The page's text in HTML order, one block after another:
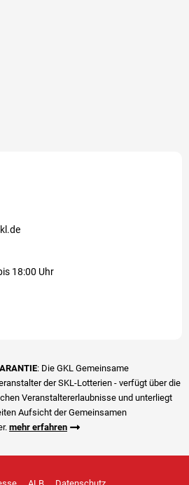
18:00 Uhr
: Die GKL Gemeinsame
der SKL-Lotterien - verfügt über die
Veranstalter­erlaubnisse und unterliegt
Aufsicht der Gemeinsamen
mehr erfahren